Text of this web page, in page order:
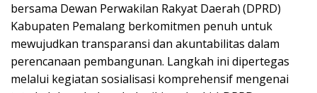
bersama Dewan Perwakilan Rakyat Daerah (DPRD)
Kabupaten Pemalang berkomitmen penuh untuk
mewujudkan transparansi dan akuntabilitas dalam
perencanaan pembangunan. Langkah ini dipertegas
melalui kegiatan sosialisasi komprehensif mengenai